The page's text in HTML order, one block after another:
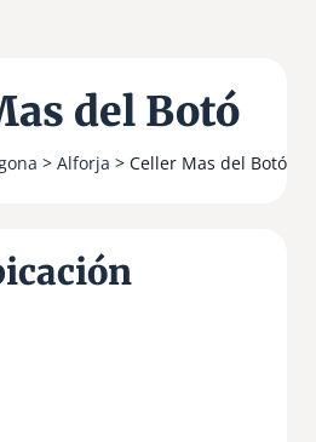
del Botó
> Alforja > Celler Mas del Botó